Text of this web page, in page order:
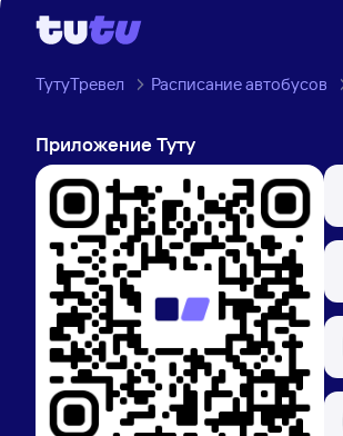
ТутуТревел Расписание автобусов
Приложение Туту